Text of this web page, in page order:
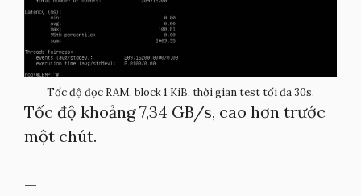
Tốc độ đọc RAM, block 1 KiB, thời gian test tối đa 30s.
Tốc độ khoảng 7,34 GB/s, cao hơn trước
một chút.
—